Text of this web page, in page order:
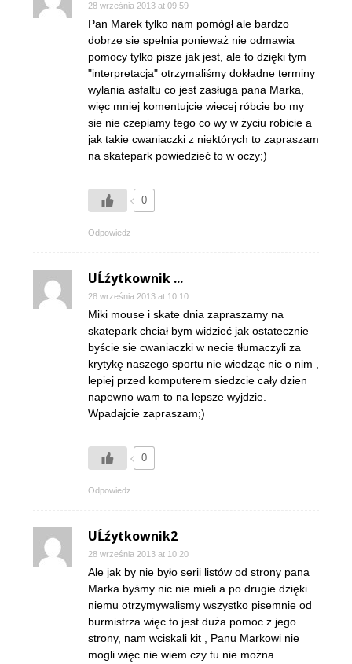
28 września 2013 at 09:59
Pan Marek tylko nam pomógł ale bardzo
dobrze sie spełnia ponieważ nie odmawia
pomocy tylko pisze jak jest, ale to dzięki tym
"interpretacja" otrzymaliśmy dokładne terminy
wylania asfaltu co jest zasługa pana Marka,
więc mniej komentujcie wiecej róbcie bo my
sie nie czepiamy tego co wy w życiu robicie a
jak takie cwaniaczki z niektórych to zapraszam
na skatepark powiedzieć to w oczy;)
0
Odpowiedz
UĹźytkownik ...
28 września 2013 at 10:10
Miki mouse i skate dnia zapraszamy na
skatepark chciał bym widzieć jak ostatecznie
byście sie cwaniaczki w necie tłumaczyli za
krytykę naszego sportu nie wiedząc nic o nim ,
lepiej przed komputerem siedzcie cały dzien
napewno wam to na lepsze wyjdzie.
Wpadajcie zapraszam;)
0
Odpowiedz
UĹźytkownik2
28 września 2013 at 10:20
Ale jak by nie było serii listów od strony pana
Marka byśmy nic nie mieli a po drugie dzięki
niemu otrzymywalismy wszystko pisemnie od
burmistrza więc to jest duża pomoc z jego
strony, nam wciskali kit , Panu Markowi nie
mogli więc nie wiem czy tu nie można